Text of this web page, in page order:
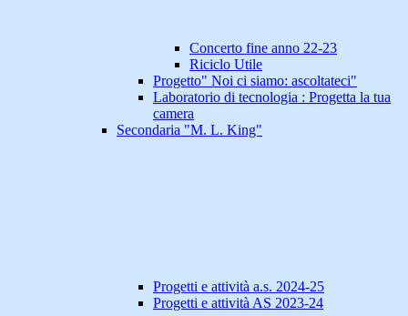
Concerto fine anno 22-23
Riciclo Utile
Progetto" Noi ci siamo: ascoltateci"
Laboratorio di tecnologia : Progetta la tua
camera
Secondaria "M. L. King"
Progetti e attività a.s. 2024-25
Progetti e attività AS 2023-24